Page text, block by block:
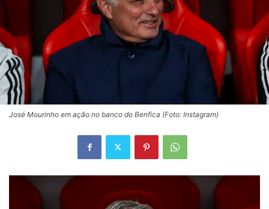
José Mourinho em ação no banco do Benfica (Foto: Instagram)